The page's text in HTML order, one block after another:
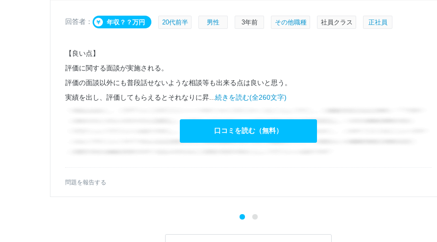
回答者： 年収？？万円 20代前半 男性 3年前 その他職種 社員クラス 正社員
【良い点】
評価に関する面談が実施される。
評価の面談以外にも普段話せないような相談等も出来る点は良いと思う。
実績を出し、評価してもらえるとそれなりに昇... 続きを読む(全260文字)
口コミを読む（無料）
問題を報告する